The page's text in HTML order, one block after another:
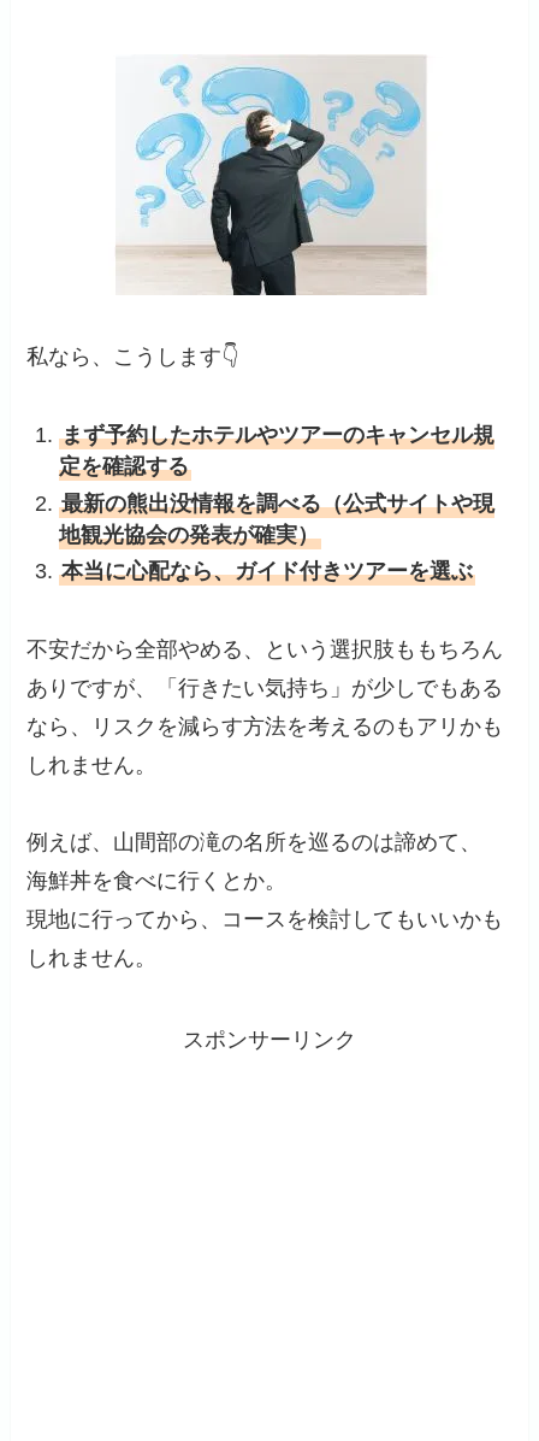
私なら、こうします👇
まず予約したホテルやツアーのキャンセル規
定を確認する
最新の熊出没情報を調べる（公式サイトや現
地観光協会の発表が確実）
本当に心配なら、ガイド付きツアーを選ぶ
不安だから全部やめる、という選択肢ももちろん
ありですが、「行きたい気持ち」が少しでもある
なら、リスクを減らす方法を考えるのもアリかも
しれません。
例えば、山間部の滝の名所を巡るのは諦めて、
海鮮丼を食べに行くとか。
現地に行ってから、コースを検討してもいいかも
しれません。
スポンサーリンク